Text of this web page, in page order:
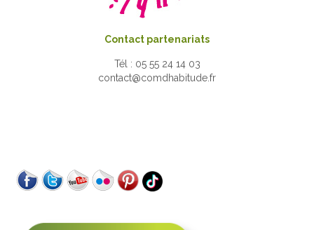
Contact partenariats
Tél : 05 55 24 14 03
contact@comdhabitude.fr